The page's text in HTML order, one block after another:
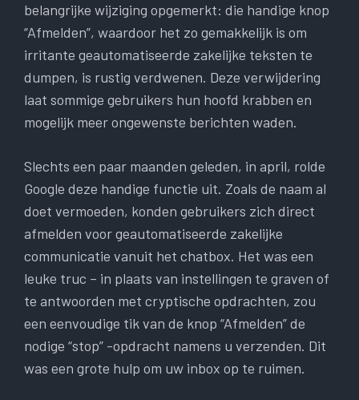
belangrijke wijziging opgemerkt: die handige knop
“Afmelden”, waardoor het zo gemakkelijk is om
irritante geautomatiseerde zakelijke teksten te
dumpen, is rustig verdwenen. Deze verwijdering
laat sommige gebruikers hun hoofd krabben en
mogelijk meer ongewenste berichten waden.
Slechts een paar maanden geleden, in april, rolde
Google deze handige functie uit. Zoals de naam al
doet vermoeden, konden gebruikers zich direct
afmelden voor geautomatiseerde zakelijke
communicatie vanuit het chatbox. Het was een
leuke truc – in plaats van instellingen te graven of
te antwoorden met cryptische opdrachten, zou
een eenvoudige tik van de knop “Afmelden” de
nodige “stop” -opdracht namens u verzenden. Dit
was een grote hulp om uw inbox op te ruimen.